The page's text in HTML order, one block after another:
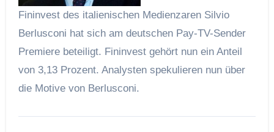
Fininvest des italienischen Medienzaren Silvio
Berlusconi hat sich am deutschen Pay-TV-Sender
Premiere beteiligt. Fininvest gehört nun ein Anteil
von 3,13 Prozent. Analysten spekulieren nun über
die Motive von Berlusconi.